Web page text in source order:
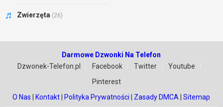
Zwierzęta (26)
Darmowe Dzwonki Na Telefon
Dzwonek-Telefon.pl
Facebook Twitter
Youtube
Pinterest
O Nas
Kontakt Polityka Prywatności Zasady DMCA |Sitemap